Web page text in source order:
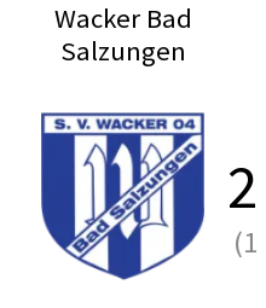
Wacker Bad
Salzungen
2
(1